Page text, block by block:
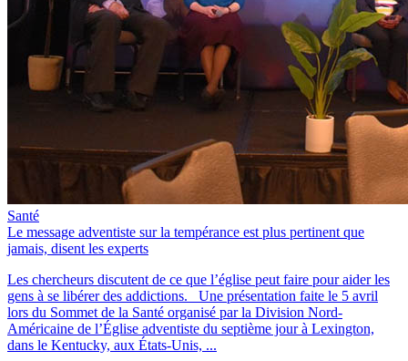
Santé
Le message adventiste sur la tempérance est plus pertinent que
jamais, disent les experts
Les chercheurs discutent de ce que l’église peut faire pour aider les
gens à se libérer des addictions. Une présentation faite le 5 avril
lors du Sommet de la Santé organisé par la Division Nord-
Américaine de l’Église adventiste du septième jour à Lexington,
dans le Kentucky, aux États-Unis, ...